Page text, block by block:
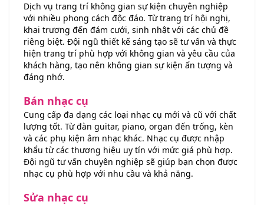
Dịch vụ trang trí không gian sự kiện chuyên nghiệp
với nhiều phong cách độc đáo. Từ trang trí hội nghị,
khai trương đến đám cưới, sinh nhật với các chủ đề
riêng biệt. Đội ngũ thiết kế sáng tạo sẽ tư vấn và thực
hiện trang trí phù hợp với không gian và yêu cầu của
khách hàng, tạo nên không gian sự kiện ấn tượng và
đáng nhớ.
Bán nhạc cụ
Cung cấp đa dạng các loại nhạc cụ mới và cũ với chất
lượng tốt. Từ đàn guitar, piano, organ đến trống, kèn
và các phụ kiện âm nhạc khác. Nhạc cụ được nhập
khẩu từ các thương hiệu uy tín với mức giá phù hợp.
Đội ngũ tư vấn chuyên nghiệp sẽ giúp bạn chọn được
nhạc cụ phù hợp với nhu cầu và khả năng.
Sửa nhạc cụ